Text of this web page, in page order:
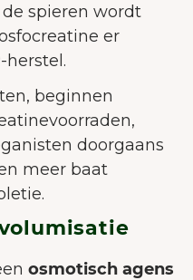
spieren wordt
er
herstel.
beginnen
doorgaans
meer baat
osmotisch agens
JUNAIU.
helpen de